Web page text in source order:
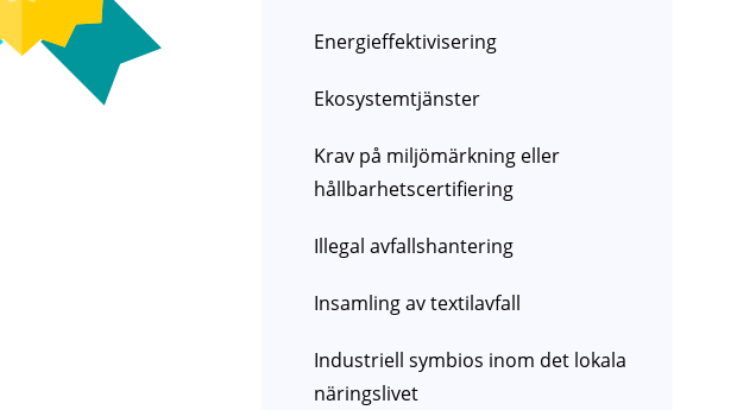
Energieffektivisering
Ekosystemtjänster
Krav på miljömärkning eller
hållbarhetscertifiering
Illegal avfallshantering
Insamling av textilavfall
Industriell symbios inom det lokala
näringslivet